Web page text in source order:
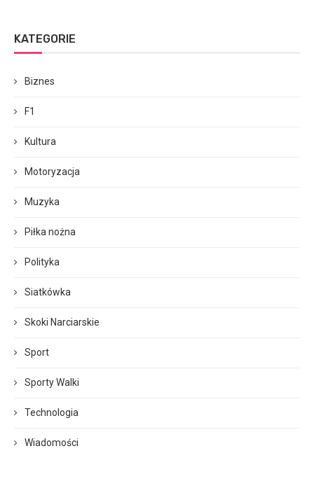
KATEGORIE
Biznes
F1
Kultura
Motoryzacja
Muzyka
Piłka nożna
Polityka
Siatkówka
Skoki Narciarskie
Sport
Sporty Walki
Technologia
Wiadomości